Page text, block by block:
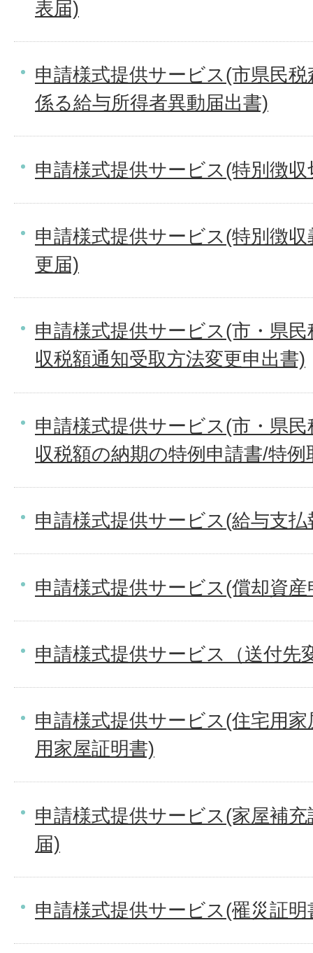
表届)
申請様式提供サービス(市県民
係る給与所得者異動届出書)
申請様式提供サービス(特別徴
申請様式提供サービス(特別徴
更届)
申請様式提供サービス(市・県
収税額通知受取方法変更申出書)
申請様式提供サービス(市・県
収税額の納期の特例申請書/特例
申請様式提供サービス(給与支払
申請様式提供サービス(償却資産
申請様式提供サービス（送付先
申請様式提供サービス(住宅用
用家屋証明書)
申請様式提供サービス(家屋補
届)
申請様式提供サービス(罹災証